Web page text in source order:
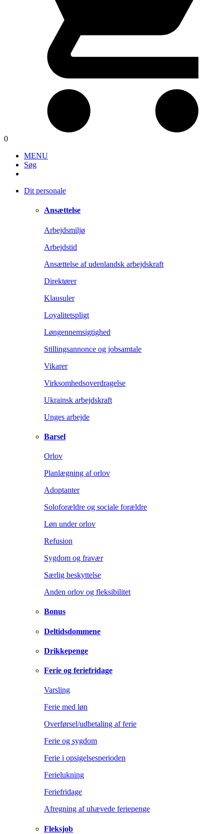
0
MENU
Søg
Dit personale
Ansættelse
Arbejdsmiljø
Arbejdstid
Ansættelse af udenlandsk arbejdskraft
Direktører
Klausuler
Loyalitetspligt
Løngennemsigtighed
Stillingsannonce og jobsamtale
Vikarer
Virksomhedsoverdragelse
Ukrainsk arbejdskraft
Unges arbejde
Barsel
Orlov
Planlægning af orlov
Adoptanter
Soloforældre og sociale forældre
Løn under orlov
Refusion
Sygdom og fravær
Særlig beskyttelse
Anden orlov og fleksibilitet
Bonus
Deltidsdommene
Drikkepenge
Ferie og feriefridage
Varsling
Ferie med løn
Overførsel/udbetaling af ferie
Ferie og sygdom
Ferie i opsigelsesperioden
Ferielukning
Feriefridage
Afregning af uhævede feriepenge
Fleksjob